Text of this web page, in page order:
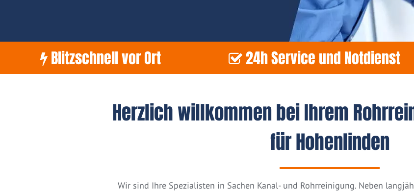
Blitzschnell vor Ort 24h Service und Notdienst
Herzlich willkommen bei Ihrem
für Hohenlinden
Wir sind Ihre Spezialisten in Sachen Kanal- und Rohrreinigung. Neben